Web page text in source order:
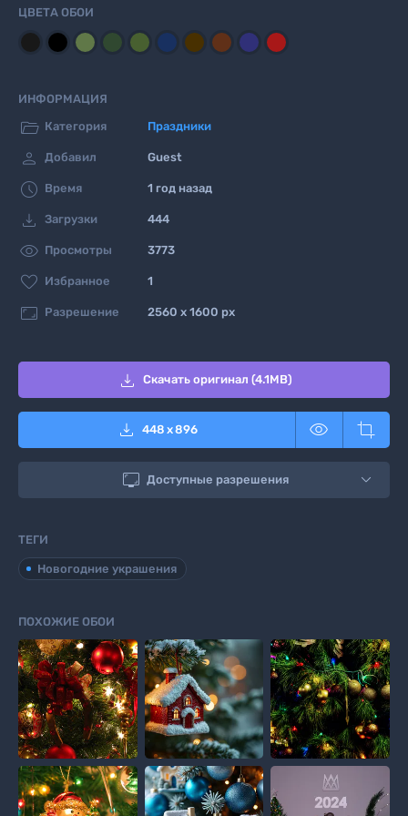
ЦВЕТА ОБОИ
ИНФОРМАЦИЯ
 Категория Праздники
 Добавил Guest
 Время 1 год назад
 Загрузки 444
 Просмотры 3773
 Избранное 1
 Разрешение 2560 x 1600 px
 Скачать оригинал (4.1MB)
 448 x896  
 Доступные разрешения
ТЕГИ
Новогодние украшения
ПОХОЖИЕ ОБОИ